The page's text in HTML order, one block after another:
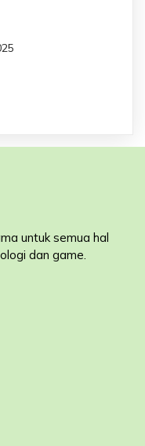
untuk semua hal
dan game.